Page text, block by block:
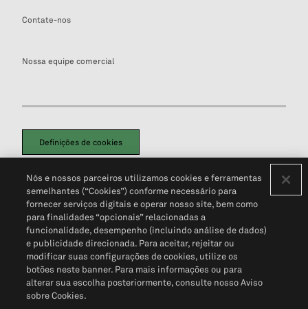
Contate-nos
Nossa equipe comercial
Definições de cookies
Política de PrivacidadePortal de privacidade do cliente (em inglês)
Não Venda Minhas Informações Pessoais© 2026 S&P Global
Nós e nossos parceiros utilizamos cookies e ferramentas
semelhantes (“Cookies”) conforme necessário para
fornecer serviços digitais e operar nosso site, bem como
para finalidades “opcionais” relacionadas a
funcionalidade, desempenho (incluindo análise de dados)
e publicidade direcionada. Para aceitar, rejeitar ou
modificar suas configurações de cookies, utilize os
botões neste banner. Para mais informações ou para
alterar sua escolha posteriormente, consulte nosso Aviso
sobre Cookies.